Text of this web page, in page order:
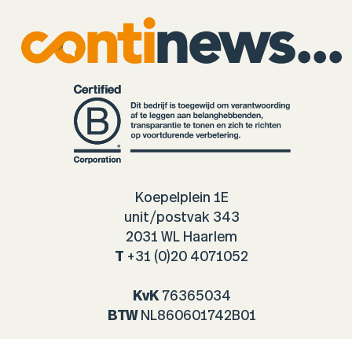
Koepelplein 1E
unit/postvak 343
2031 WL Haarlem
T+31 (0)20 4071052
KvK76365034
BTWNL860601742B01